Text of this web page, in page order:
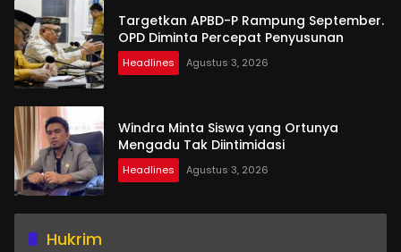
Targetkan APBD-P Rampung September.
OPD Diminta Percepat Penyusunan
Headlines Agustus 3, 2026
Windra Minta Siswa yang Ortunya
Mengadu Tak Diintimidasi
Headlines Agustus 3, 2026
Hukrim